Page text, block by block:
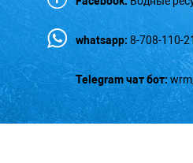
whatsapp: 8-708-110-
Telegram чат бот: